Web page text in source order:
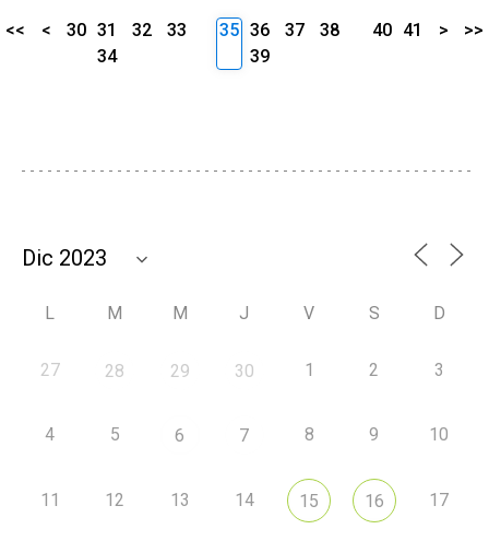
<< < 30 31 32
33
34
35 36 37
38
39
40 41 > >>
L M M J V S D
27 28 29 30 1 2 3
4 5 6 7 8 9 10
11 12 13 14 15 16 17